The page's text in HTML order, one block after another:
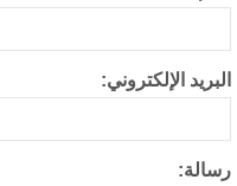
الإلكتروني: